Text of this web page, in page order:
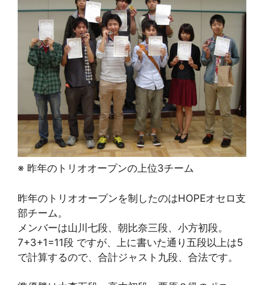
※ 昨年のトリオオープンの上位3チーム
昨年のトリオオープンを制したのはHOPEオセロ支
部チーム。
メンバーは山川七段、朝比奈三段、小方初段。
7+3+1=11段 ですが、上に書いた通り五段以上は5
で計算するので、合計ジャスト九段、合法です。